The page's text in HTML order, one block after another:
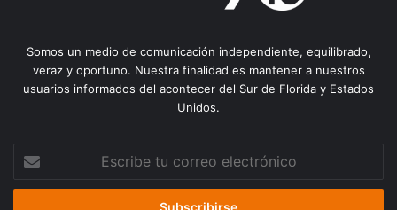
Somos un medio de comunicación independiente, equilibrado,
veraz y oportuno. Nuestra finalidad es mantener a nuestros
usuarios informados del acontecer del Sur de Florida y Estados
Unidos.
correo